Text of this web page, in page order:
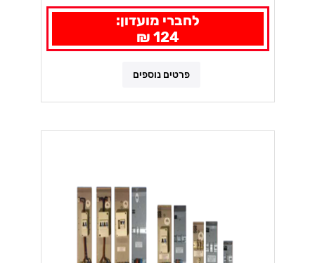
לחברי מועדון:
124 ₪
פרטים נוספים